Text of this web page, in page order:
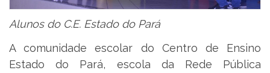
Alunos do C.E. Estado do Pará
A comunidade escolar do Centro de Ensino
Estado do Pará, escola da Rede Pública